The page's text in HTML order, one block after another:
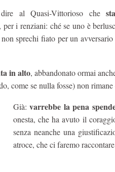
al Quasi-Vittorioso che
per i renziani: ché se uno è
non sprechi fiato per un
in alto, abbandonato ormai
come se nulla fosse) non
Già:varrebbe la pena
onesta, che ha avuto il
senza neanche una
atroce, che ci faremo